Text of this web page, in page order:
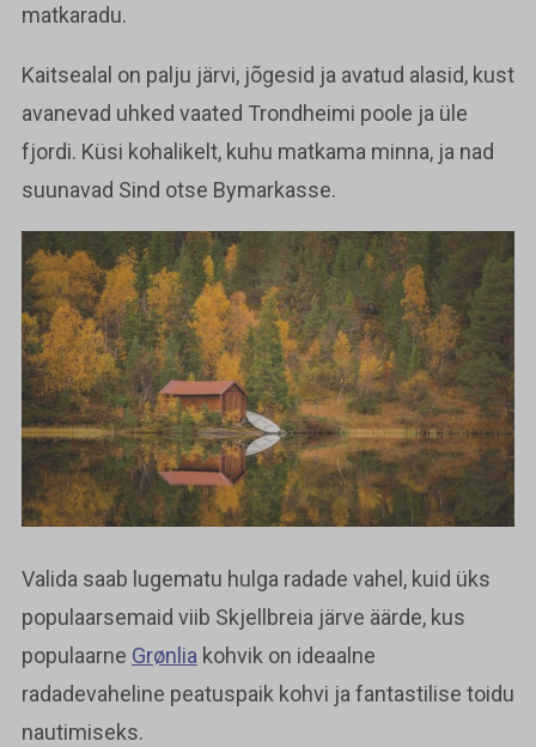
matkaradu.
Kaitsealal on palju järvi, jõgesid ja avatud alasid, kust
avanevad uhked vaated Trondheimi poole ja üle
fjordi. Küsi kohalikelt, kuhu matkama minna, ja nad
suunavad Sind otse Bymarkasse.
Valida saab lugematu hulga radade vahel, kuid üks
populaarsemaid viib Skjellbreia järve äärde, kus
populaarne Grønlia kohvik on ideaalne
radadevaheline peatuspaik kohvi ja fantastilise toidu
nautimiseks.